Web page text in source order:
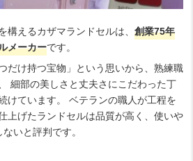
構えるカザマランドセルは、 創業75年
メーカーです。
だけ持つ宝物」という思いから、熟練職
細部の美しさと丈夫さにこだわった丁
けています。 ベテランの職人が工程を
上げたランドセルは品質が高く、使いや
いと評判です。